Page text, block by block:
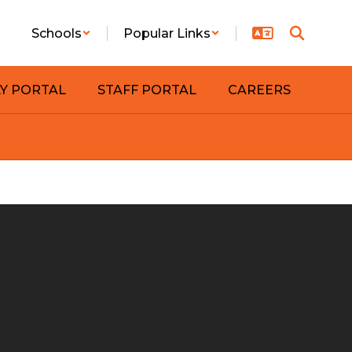
Schools Popular Links
PORTAL STAFF PORTAL CAREERS